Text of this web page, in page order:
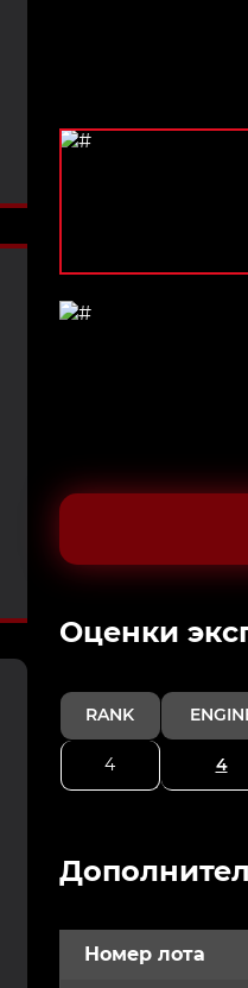
Oценки
RANK
4 4
Номер лота